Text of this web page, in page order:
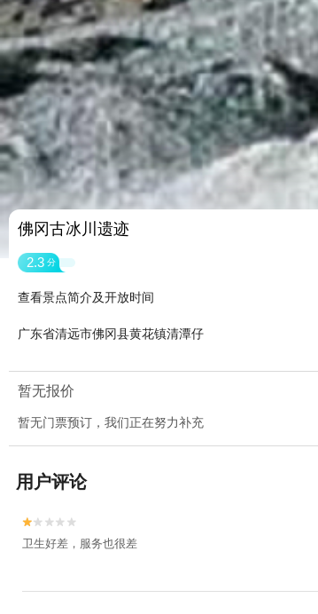
佛冈古冰川遗迹
2.3 分
查看景点简介及开放时间
广东省清远市佛冈县黄花镇清潭仔
暂无报价
暂无门票预订，我们正在努力补充
用户评论


卫生好差，服务也很差